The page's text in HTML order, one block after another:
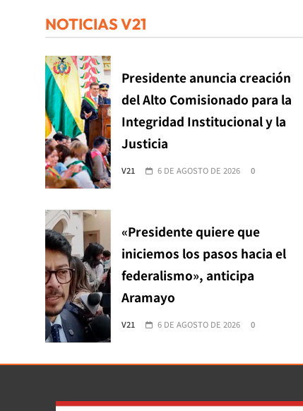
NOTICIAS V21
Presidente anuncia creación
del Alto Comisionado para la
Integridad Institucional y la
Justicia
V21 6 DE AGOSTO DE 2026 0
«Presidente quiere que
iniciemos los pasos hacia el
federalismo», anticipa
Aramayo
V21 6 DE AGOSTO DE 2026 0